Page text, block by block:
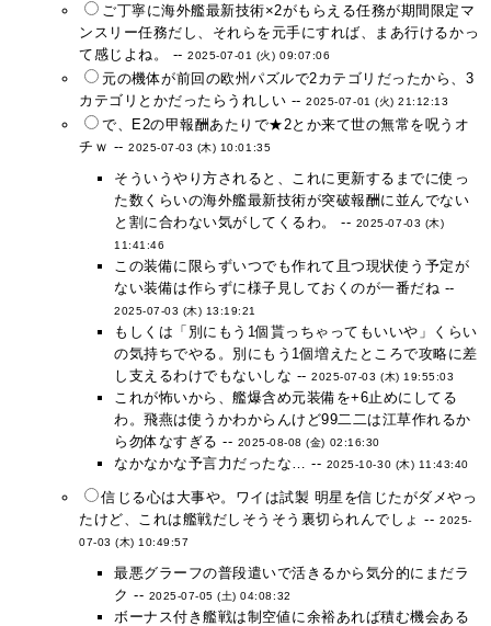
ご丁寧に海外艦最新技術×2がもらえる任務が期間限定マ
ンスリー任務だし、それらを元手にすれば、まあ行けるかっ
て感じよね。 --2025-07-01 (火) 09:07:06
元の機体が前回の欧州パズルで2カテゴリだったから、3
カテゴリとかだったらうれしい --2025-07-01 (火) 21:12:13
で、E2の甲報酬あたりで★2とか来て世の無常を呪うオ
チｗ --2025-07-03 (木) 10:01:35
そういうやり方されると、これに更新するまでに使っ
た数くらいの海外艦最新技術が突破報酬に並んでない
と割に合わない気がしてくるわ。 -- 2025-07-03 (木)
11:41:46
この装備に限らずいつでも作れて且つ現状使う予定が
ない装備は作らずに様子見しておくのが一番だね --
2025-07-03 (木) 13:19:21
もしくは「別にもう1個貰っちゃってもいいや」くらい
の気持ちでやる。別にもう1個増えたところで攻略に差
し支えるわけでもないしな --2025-07-03 (木) 19:55:03
これが怖いから、艦爆含め元装備を+6止めにしてる
わ。飛燕は使うかわからんけど99二二は江草作れるか
ら勿体なすぎる -- 2025-08-08 (金) 02:16:30
なかなかな予言力だったな… -- 2025-10-30 (木) 11:43:40
信じる心は大事や。ワイは試製 明星を信じたがダメやっ
たけど、これは艦戦だしそうそう裏切られんでしょ --2025-
07-03 (木) 10:49:57
最悪グラーフの普段遣いで活きるから気分的にまだラ
ク -- 2025-07-05 (土) 04:08:32
ボーナス付き艦戦は制空値に余裕あれば積む機会ある